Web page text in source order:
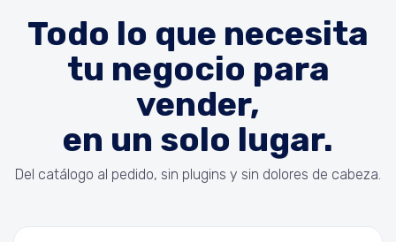
Todo lo que necesita
tu negocio para
vender,
en un solo lugar.
Del catálogo al pedido, sin plugins y sin dolores de cabeza.